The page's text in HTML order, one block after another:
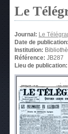
Le
Journal: Le
Date de publication:
Institution:
Référence: JB287
Lieu de publication: